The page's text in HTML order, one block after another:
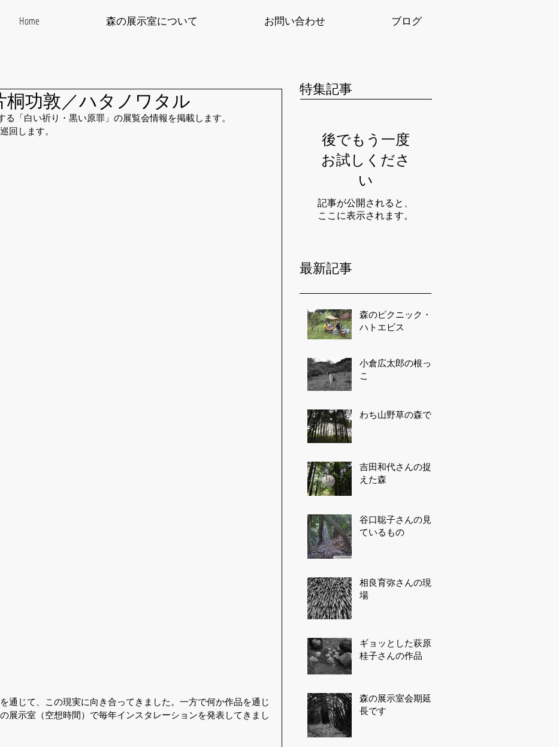
Home 森の展示室について お問い合わせ ブログ
桐功敦／ハタノワタル
る「白い祈り・黒い原罪」の展覧会情報を掲載します。
回します。
通じて、この現実に向き合ってきました。一方で何か作品を通じ
展示室（空想時間）で毎年インスタレーションを発表してきまし
特集記事
後でもう一度
お試しくださ
い
記事が公開されると、
ここに表示されます。
最新記事
森のピクニック・
ハトエビス
小倉広太郎の根っ
こ
わち山野草の森で
吉田和代さんの捉
えた森
谷口聡子さんの見
ているもの
相良育弥さんの現
場
ギョッとした萩原
桂子さんの作品
森の展示室会期延
長です